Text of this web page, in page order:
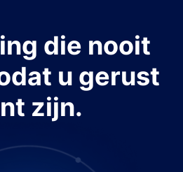
die nooit
u gerust
zijn.